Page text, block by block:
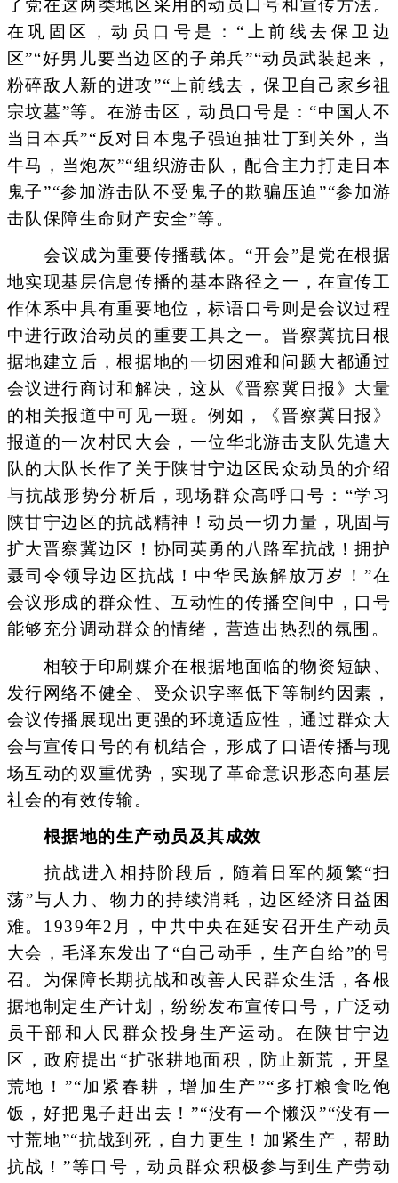
了党在这两类地区采用的动员口号和宣传方法。
在巩固区，动员口号是：“上前线去保卫边
区”“好男儿要当边区的子弟兵”“动员武装起来，
粉碎敌人新的进攻”“上前线去，保卫自己家乡祖
宗坟墓”等。在游击区，动员口号是：“中国人不
当日本兵”“反对日本鬼子强迫抽壮丁到关外，当
牛马，当炮灰”“组织游击队，配合主力打走日本
鬼子”“参加游击队不受鬼子的欺骗压迫”“参加游
击队保障生命财产安全”等。
会议成为重要传播载体。“开会”是党在根据
地实现基层信息传播的基本路径之一，在宣传工
作体系中具有重要地位，标语口号则是会议过程
中进行政治动员的重要工具之一。晋察冀抗日根
据地建立后，根据地的一切困难和问题大都通过
会议进行商讨和解决，这从《晋察冀日报》大量
的相关报道中可见一斑。例如，《晋察冀日报》
报道的一次村民大会，一位华北游击支队先遣大
队的大队长作了关于陕甘宁边区民众动员的介绍
与抗战形势分析后，现场群众高呼口号：“学习
陕甘宁边区的抗战精神！动员一切力量，巩固与
扩大晋察冀边区！协同英勇的八路军抗战！拥护
聂司令领导边区抗战！中华民族解放万岁！”在
会议形成的群众性、互动性的传播空间中，口号
能够充分调动群众的情绪，营造出热烈的氛围。
相较于印刷媒介在根据地面临的物资短缺、
发行网络不健全、受众识字率低下等制约因素，
会议传播展现出更强的环境适应性，通过群众大
会与宣传口号的有机结合，形成了口语传播与现
场互动的双重优势，实现了革命意识形态向基层
社会的有效传输。
根据地的生产动员及其成效
抗战进入相持阶段后，随着日军的频繁“扫
荡”与人力、物力的持续消耗，边区经济日益困
难。1939年2月，中共中央在延安召开生产动员
大会，毛泽东发出了“自己动手，生产自给”的号
召。为保障长期抗战和改善人民群众生活，各根
据地制定生产计划，纷纷发布宣传口号，广泛动
员干部和人民群众投身生产运动。在陕甘宁边
区，政府提出“扩张耕地面积，防止新荒，开垦
荒地！”“加紧春耕，增加生产”“多打粮食吃饱
饭，好把鬼子赶出去！”“没有一个懒汉”“没有一
寸荒地”“抗战到死，自力更生！加紧生产，帮助
抗战！”等口号，动员群众积极参与到生产劳动